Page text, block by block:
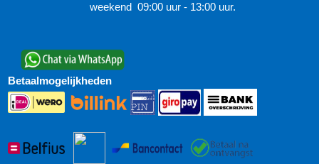
weekend 09:00 uur - 13:00 uur.
Betaalmogelijkheden